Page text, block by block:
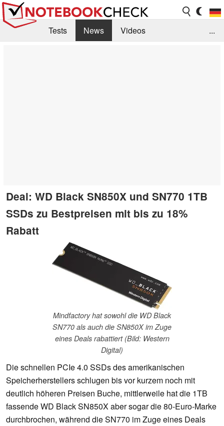
Tests News
Videos
...
Deal: WD Black SN850X und SN770 1TB
SSDs zu Bestpreisen mit bis zu 18%
Rabatt
Mindfactory hat sowohl die WD Black
SN770 als auch die SN850X im Zuge
eines Deals rabattiert (Bild: Western
Digital)
Die schnellen PCIe 4.0 SSDs des amerikanischen
Speicherherstellers schlugen bis vor kurzem noch mit
deutlich höheren Preisen Buche, mittlerweile hat die 1TB
fassende WD Black SN850X aber sogar die 80-Euro-Marke
durchbrochen, während die SN770 im Zuge eines Deals